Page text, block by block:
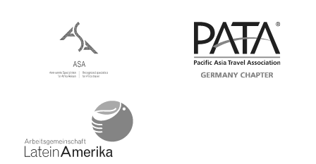
Day 7 San Ignacio
Du kannst die heilige Maya-Höhle Actun Tunichil
Mukna besuchen oder dir die unbekannteren Maya-
Day 8 San Ignacio nach Flores
Erfahre bei einer geführten Besichtigung der Ruinen